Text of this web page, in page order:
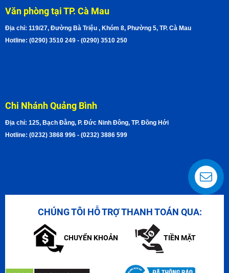
Văn phòng tại TP. Cà Mau
Địa chỉ: 119/27, Đường Bà Triệu , Khóm 8, Phường 5, TP. Cà Mau
Hotline: (0290) 3510 249 - (0290) 3510 250
Chi Nhánh Quảng Bình
Địa chỉ: 125, Bạch Đằng, P. Đức Ninh Đông, TP. Đồng Hới
Hotline: (0232) 3868 996 - (0232) 3886 599
CHÚNG TÔI HỖ TRỢ THANH TOÁN QUA:
CHUYỂN KHOẢN TIỀN MẶT